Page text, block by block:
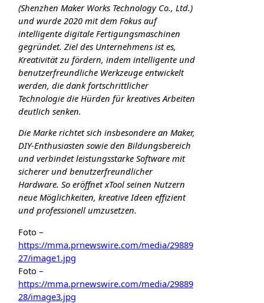
(Shenzhen Maker Works Technology Co., Ltd.)
und wurde 2020 mit dem Fokus auf
intelligente digitale Fertigungsmaschinen
gegründet. Ziel des Unternehmens ist es,
Kreativität zu fördern, indem intelligente und
benutzerfreundliche Werkzeuge entwickelt
werden, die dank fortschrittlicher
Technologie die Hürden für kreatives Arbeiten
deutlich senken.
Die Marke richtet sich insbesondere an Maker,
DIY-Enthusiasten sowie den Bildungsbereich
und verbindet leistungsstarke Software mit
sicherer und benutzerfreundlicher
Hardware. So eröffnet xTool seinen Nutzern
neue Möglichkeiten, kreative Ideen effizient
und professionell umzusetzen.
Foto –
https://mma.prnewswire.com/media/29889
27/image1.jpg
Foto –
https://mma.prnewswire.com/media/29889
28/image3.jpg